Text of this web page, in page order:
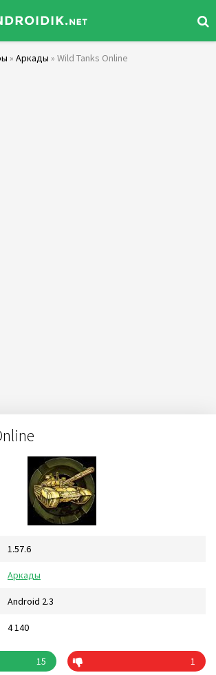
» Аркады » Wild Tanks Online
1.57.6
Аркады
Android 2.3
4 140
15 1